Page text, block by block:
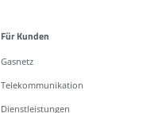
Für Kunden
Gasnetz
Telekommunikation
Dienstleistungen